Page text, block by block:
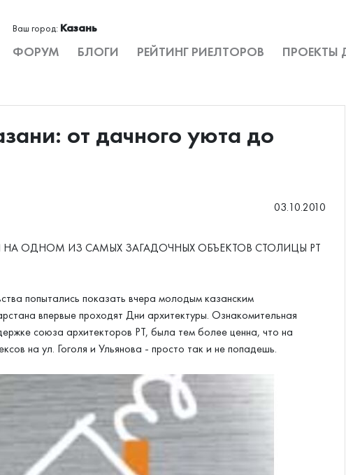
Ваш город: Казань
ФОРУМ БЛОГИ РЕЙТИНГ РИЕЛТОРОВ
от дачного уюта до
03.10.2010
НА ОДНОМ ИЗ САМЫХ ЗАГАДОЧНЫХ ОБЪЕКТОВ СТОЛИЦЫ РТ
попытались показать вчера молодым казанским
впервые проходят Дни архитектуры. Ознакомительная
союза архитекторов РТ, была тем более ценна, что на
на ул. Гоголя и Ульянова - просто так и не попадешь.